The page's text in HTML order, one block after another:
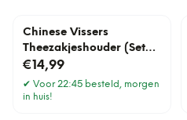
Chinese Vissers
Theezakjeshouder (Set
Van 4)
€14,99
✔ Voor 22:45 besteld, morgen
in huis!